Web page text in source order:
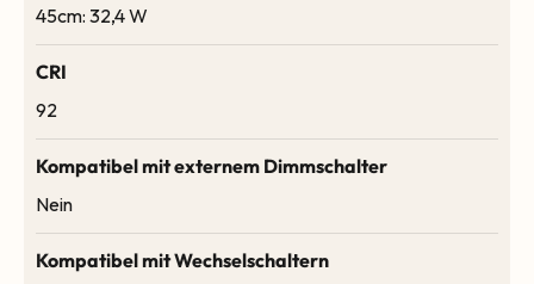
45cm: 32,4 W
CRI
92
Kompatibel mit externem Dimmschalter
Nein
Kompatibel mit Wechselschaltern